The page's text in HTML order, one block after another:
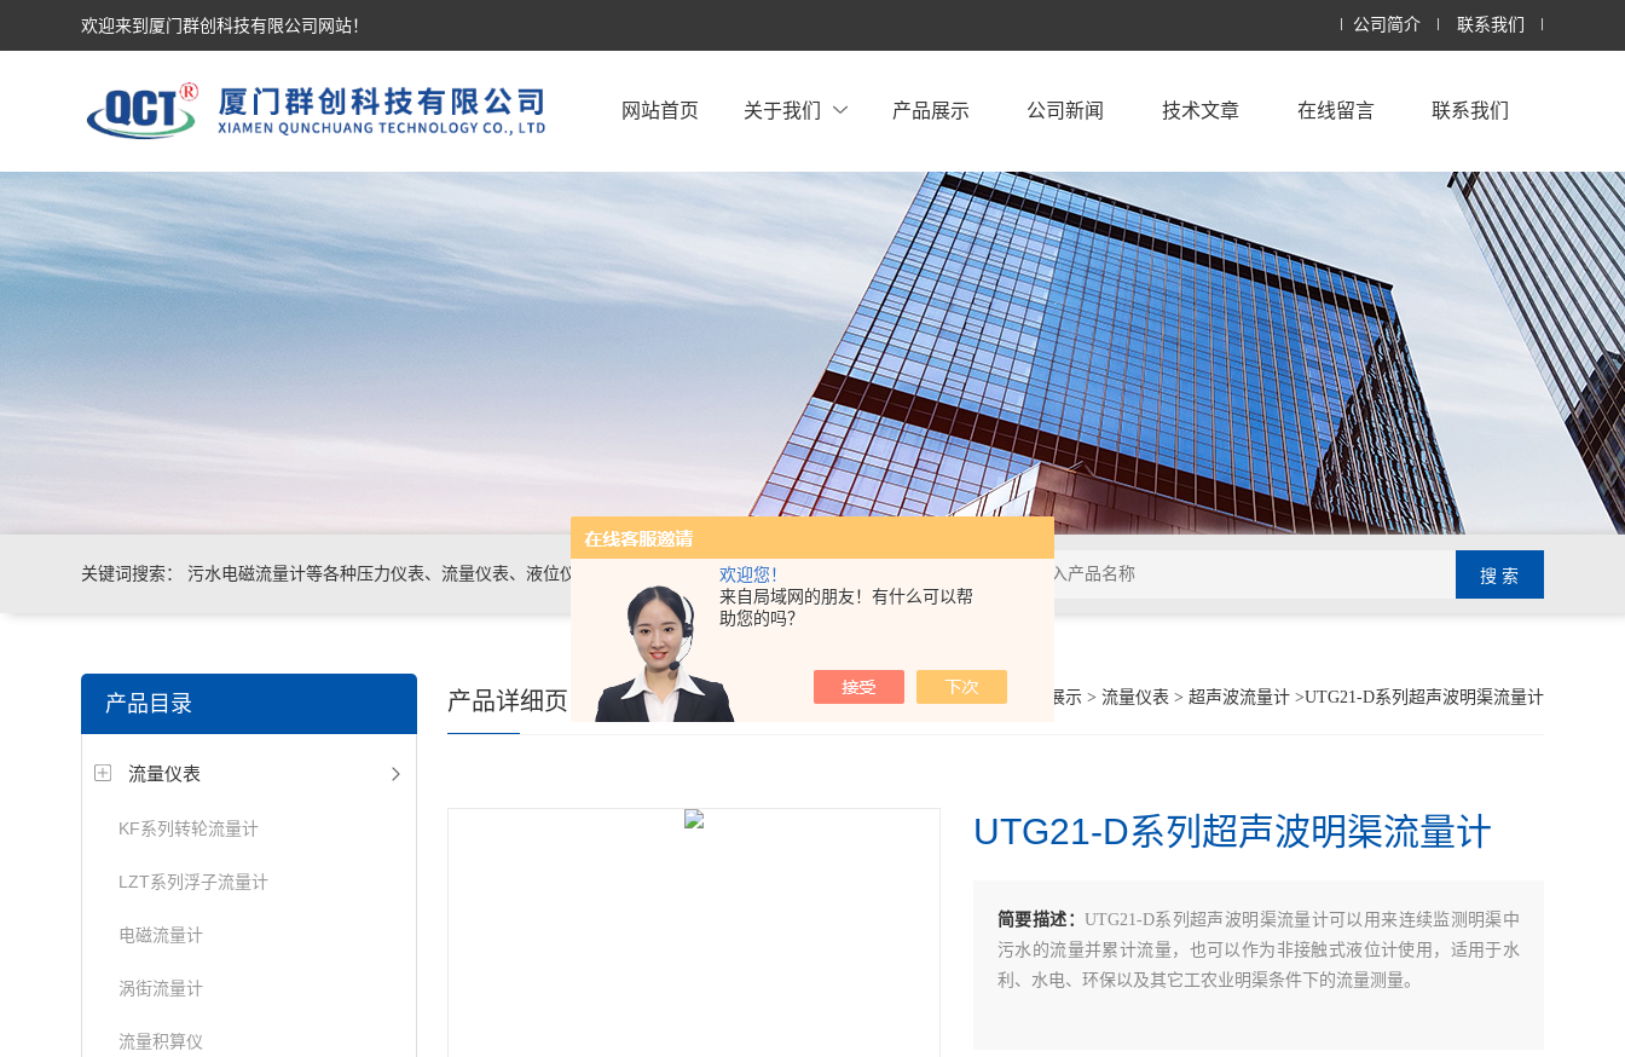
欢迎您！
来自局域网的朋友！有什么可以帮
助您的吗？
欢迎来到厦门群创科技有限公司网站！ 公司简介 联系我们
网站首页 关于我们 产品展示 公司新闻 技术文章 在线留言 联系我们
关键词搜索： 污水电磁流量计等各种压力仪表、流量仪表、液位仪表、温度仪表及水质分析仪表
产品目录
流量仪表
KF系列转轮流量计
LZT系列浮子流量计
电磁流量计
涡街流量计
流量积算仪
你的位置： 首页 产品展示> 流量仪表 > 超声波流量计>UTG21-D系列超声波明渠流量计
产品详细页
UTG21-D系列超声波明渠流量计
简要描述： UTG21-D系列超声波明渠流量计可以用来连续监测明渠中
污水的流量并累计流量，也可以作为非接触式液位计使用，适用于水
利、水电、环保以及其它工农业明渠条件下的流量测量。